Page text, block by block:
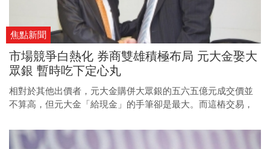
生活上也處處體現他冒險的精神，早年喜歡登山、玩遊艇、風
帆，率員工一起泳渡日月潭，處處追求登峰造極；他重視家
庭，喜歡廚藝，講究品味。 一輩子投身生技產業，張念慈曾說
認為，第二波生技創業潮將遠比第一波要精采，10年內生技業
創造兆元產值不會只是夢想。 以下是張念慈2015年接受今周刊
專訪，以第一人稱口述的整理內容。 (原文刊載於
2015/8/20，更新時間為2022/12/29)
焦點新聞
市場競爭白熱化 券商雙雄積極布局 元大金娶大
眾銀 暫時吃下定心丸
相對於其他出價者，元大金購併大眾銀的五六五億元成交價並
不算高，但元大金「給現金」的手筆卻是最大。而這樁交易，